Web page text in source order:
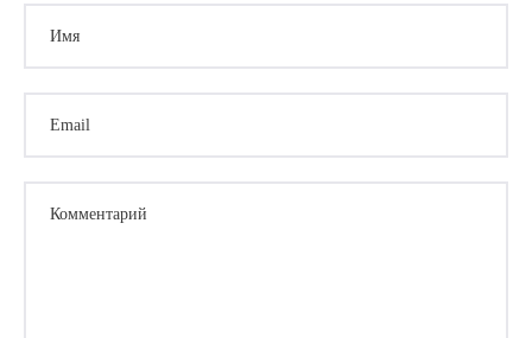
Имя
Email
Комментарий